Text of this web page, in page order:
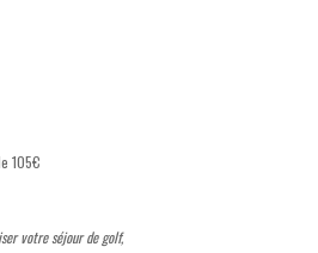
105€
votre séjour de golf,